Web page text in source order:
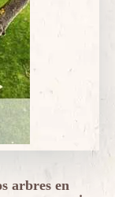
arbres en